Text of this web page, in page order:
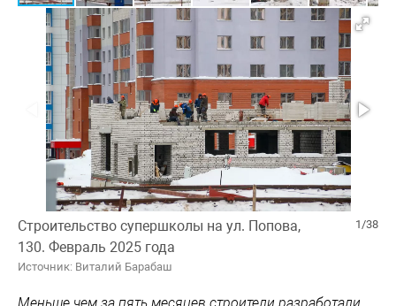
1/38
Строительство супершколы на ул. Попова,
130. Февраль 2025 года
Источник: Виталий Барабаш